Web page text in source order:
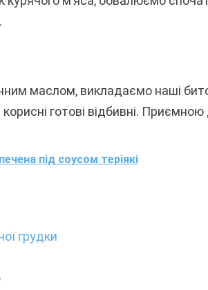
маслом, викладаємо наші
готові відбивні. Приємною
під соусом теріякі
грудки